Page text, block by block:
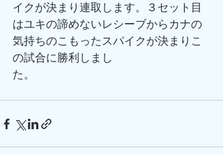
イクが決まり連取します。３セット目
はユキの諦めないレシーブからカナの
気持ちのこもったスパイクが決まりこ
の試合に勝利しまし
た。